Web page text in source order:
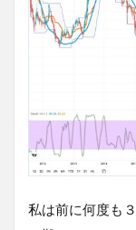
私は前に何度も